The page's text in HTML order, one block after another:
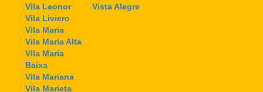
Vila Leonor
Vila Liviero
Vila Maria
Vila Maria Alta
Vila Maria
Baixa
Vila Mariana
Vila Marieta
Vista Alegre